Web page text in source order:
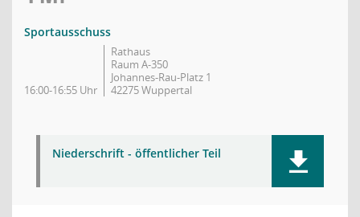
Sportausschuss
16:00-16:55 Uhr
Rathaus
Raum A-350
Johannes-Rau-Platz 1
42275 Wuppertal
Niederschrift - öffentlicher Teil